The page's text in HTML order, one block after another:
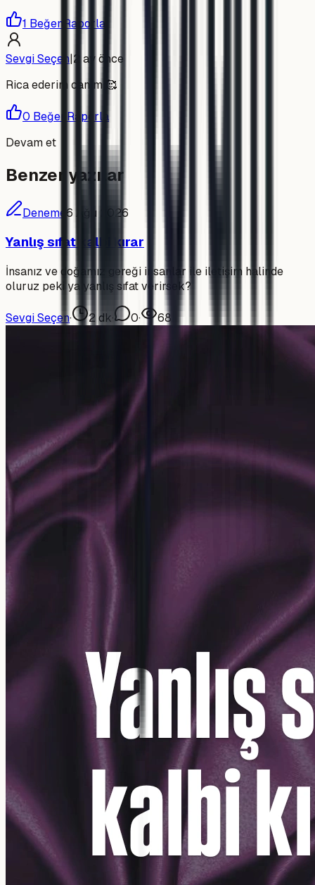
1 Beğen Raporla
Sevgi Seçen|2 ay önce
Rica ederim canım 🥰
0 Beğen Raporla
Devam et
Benzer yazılar
Deneme 6 Ağu 2026
Yanlış sıfat kalbi kırar
İnsanız ve doğamız gereği insanlar ile iletişim halinde
oluruz peki ya yanlış sıfat verirsek?
Sevgi Seçen· 2 dk· 0· 68